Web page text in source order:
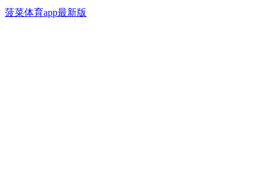
菠菜体育app最新版